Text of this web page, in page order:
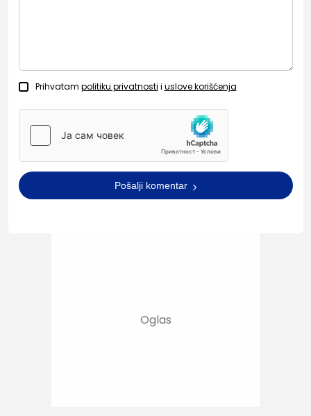
Prihvatam politiku privatnosti i uslove korišćenja
Pošalji komentar